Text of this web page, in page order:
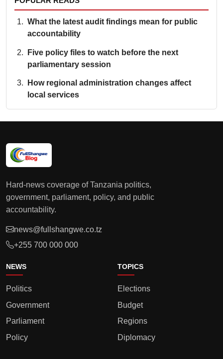
What the latest audit findings mean for public
accountability
Five policy files to watch before the next
parliamentary session
How regional administration changes affect
local services
Hard-news coverage of Tanzania politics,
government, parliament, policy, and public
accountability.
news@fullshangwe.co.tz
+255 700 000 000
NEWS
Politics
Government
Parliament
Policy
TOPICS
Elections
Budget
Regions
Diplomacy